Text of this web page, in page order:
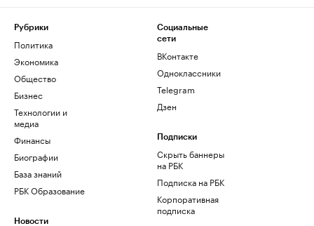
Рубрики
Политика
Экономика
Общество
Бизнес
Технологии и
медиа
Финансы
Биографии
База знаний
РБК Образование
Новости
Социальные
сети
ВКонтакте
Одноклассники
Telegram
Дзен
Подписки
Скрыть баннеры
на РБК
Подписка на РБК
Корпоративная
подписка